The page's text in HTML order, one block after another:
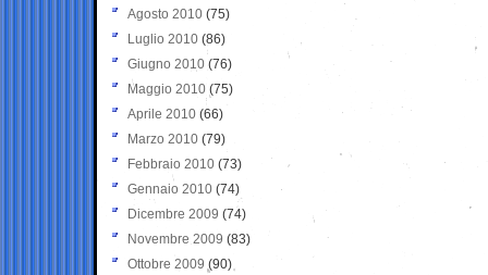
Agosto 2010 (75)
Luglio 2010 (86)
Giugno 2010 (76)
Maggio 2010 (75)
Aprile 2010 (66)
Marzo 2010 (79)
Febbraio 2010 (73)
Gennaio 2010 (74)
Dicembre 2009 (74)
Novembre 2009 (83)
Ottobre 2009 (90)